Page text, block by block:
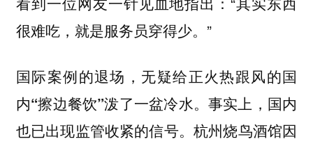
很难吃，就是服务员穿得少。”
国际案例的退场，无疑给正火热跟风的国
内“擦边餐饮”泼了一盆冷水。事实上，国内
也已出现监管收紧的信号。杭州烧鸟酒馆因